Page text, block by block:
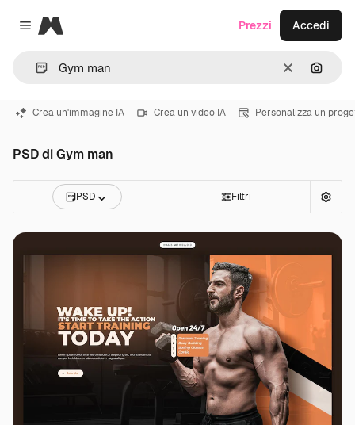
Close menu
Magnific
CancellaCerca
Prezzi Accedi
Crea un'immagine IA Crea un video IA Personalizza un
PSD di Gym man
PSD Filtri